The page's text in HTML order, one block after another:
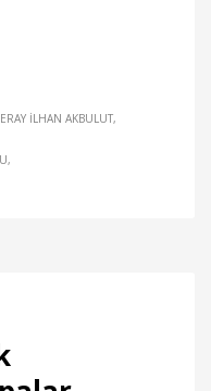
ERAY ILHAN AKBULUT